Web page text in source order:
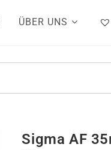
ÜBER UNS
Sigma AF